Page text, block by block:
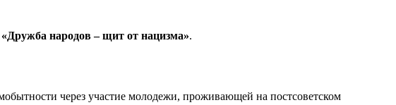
«Дружба народов – щит от нацизма».
через участие молодежи, проживающей на постсоветском